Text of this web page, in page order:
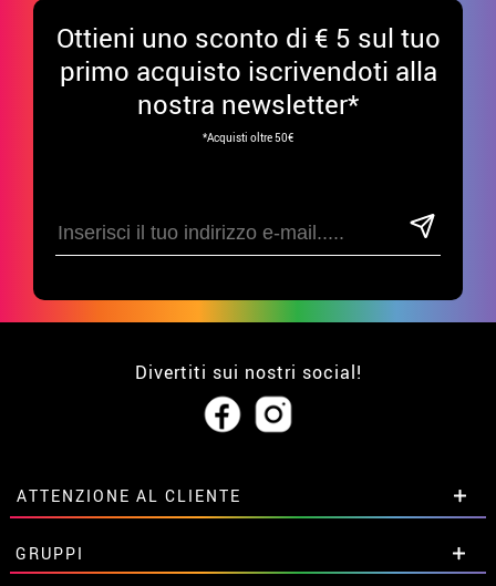
Ottieni uno sconto di € 5 sul tuo
primo acquisto iscrivendoti alla
nostra newsletter*
*Acquisti oltre 50€
Divertiti sui nostri social!
ATTENZIONE AL CLIENTE
• Su di noi
• Condizioni di vendita
GRUPPI